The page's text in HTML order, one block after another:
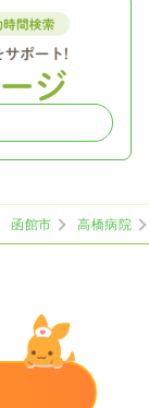
函館市
高橋病院